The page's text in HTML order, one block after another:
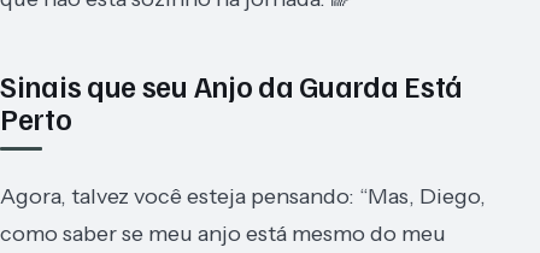
Sinais que seu Anjo da Guarda Está
Perto
Agora, talvez você esteja pensando: “Mas, Diego,
como saber se meu anjo está mesmo do meu